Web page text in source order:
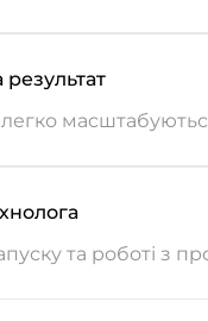
результат
легко
та роботі з